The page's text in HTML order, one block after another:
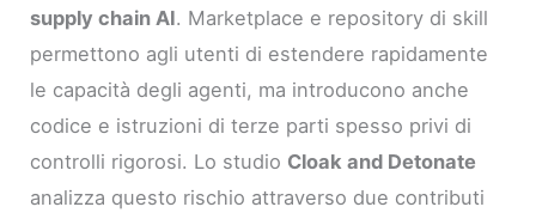
supply chain AI. Marketplace e repository di skill
permettono agli utenti di estendere rapidamente
le capacità degli agenti, ma introducono anche
codice e istruzioni di terze parti spesso privi di
controlli rigorosi. Lo studio Cloak and Detonate
analizza questo rischio attraverso due contributi